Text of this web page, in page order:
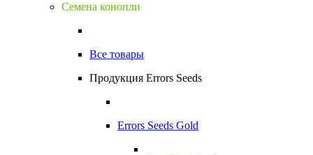
Семена конопли
Все товары
Продукция Errors Seeds
Errors Seeds Gold